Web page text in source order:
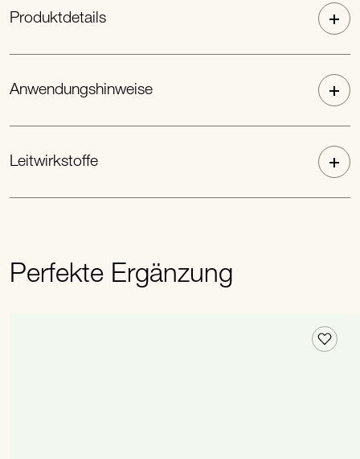
Produktdetails
Anwendungshinweise
Leitwirkstoffe
Perfekte Ergänzung